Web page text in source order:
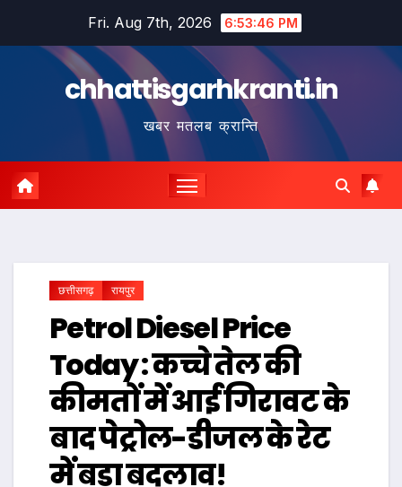
Fri. Aug 7th, 2026 6:53:47 PM
chhattisgarhkranti.in
खबर मतलब क्रान्ति
छत्तीसगढ़ रायपुर
Petrol Diesel Price
Today : कच्चे तेल की
कीमतों में आई गिरावट के
बाद पेट्रोल-डीजल के रेट
में बड़ा बदलाव!